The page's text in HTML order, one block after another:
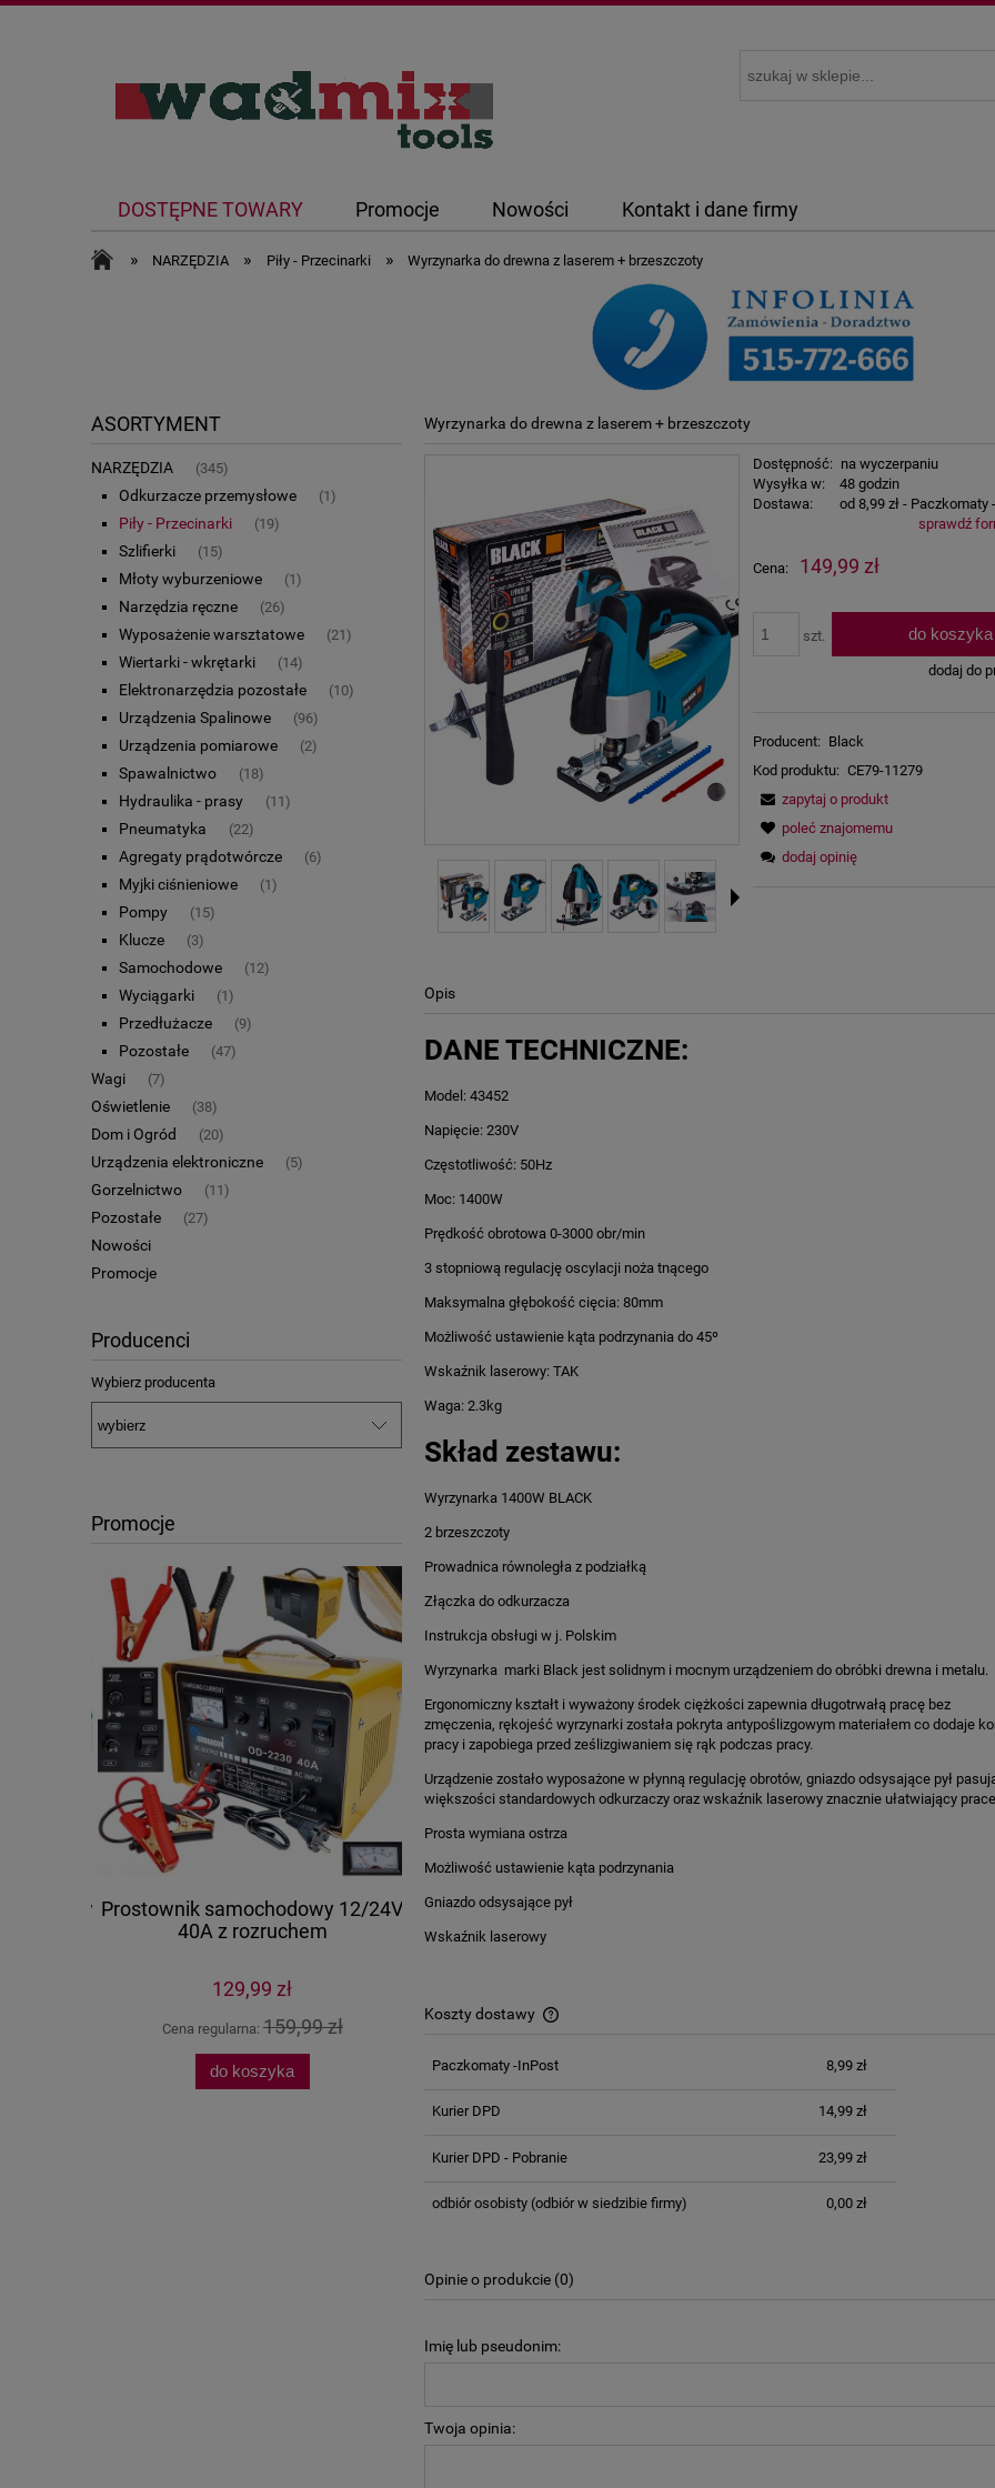
DOSTĘPNE TOWARY Promocje Nowości Kontakt i dane firmy
» NARZĘDZIA » Piły - Przecinarki » Wyrzynarka do drewna z laserem + brzeszczoty
ASORTYMENT
NARZĘDZIA (345)
Odkurzacze przemysłowe (1)
Piły - Przecinarki (19)
Szlifierki (15)
Młoty wyburzeniowe (1)
Narzędzia ręczne (26)
Wyposażenie warsztatowe (21)
Wiertarki - wkrętarki (14)
Elektronarzędzia pozostałe (10)
Urządzenia Spalinowe (96)
Urządzenia pomiarowe (2)
Spawalnictwo (18)
Hydraulika - prasy (11)
Pneumatyka (22)
Agregaty prądotwórcze (6)
Myjki ciśnieniowe (1)
Pompy (15)
Klucze (3)
Samochodowe (12)
Wyciągarki (1)
Przedłużacze (9)
Pozostałe (47)
Wagi (7)
Oświetlenie (38)
Dom i Ogród (20)
Urządzenia elektroniczne (5)
Gorzelnictwo (11)
Pozostałe (27)
Nowości
Promocje
Producenci
Wybierz producenta
Promocje
Prostownik samochodowy 12/24V
40A z rozruchem
129,99 zł
Cena regularna:159,99 zł
do koszyka
Kosa spalinowa 7KM duży zestaw
Cena regularna:
do koszyka do koszyka
Wyrzynarka do drewna z laserem + brzeszczoty
Dostępność: na wyczerpaniu
Wysyłka w:
48 godzin
Dostawa:
od 8,99 zł - Paczkomaty
Cena nie zawiera ewentualnych
płatności
sprawdź
Cena: 149,99 zł
szt. do koszyka
dodaj do
Producent: Black
Kod produktu: CE79-11279
zapytaj o produkt
poleć znajomemu
dodaj opinię
Opis
DANE TECHNICZNE:
Model: 43452
Napięcie: 230V
Częstotliwość: 50Hz
Moc: 1400W
Prędkość obrotowa 0-3000 obr/min
3 stopniową regulację oscylacji noża tnącego
Maksymalna głębokość cięcia: 80mm
Możliwość ustawienie kąta podrzynania do 45º
Wskaźnik laserowy: TAK
Waga: 2.3kg
Skład zestawu:
Wyrzynarka 1400W BLACK
2 brzeszczoty
Prowadnica równoległa z podziałką
Złączka do odkurzacza
Instrukcja obsługi w j. Polskim
Wyrzynarka marki Black jest solidnym i mocnym urządzeniem do obróbki drewna i metalu.
Ergonomiczny kształt i wyważony środek ciężkości zapewnia długotrwałą pracę bez
zmęczenia, rękojeść wyrzynarki została pokryta antypoślizgowym materiałem co dodaje
pracy i zapobiega przed ześlizgiwaniem się rąk podczas pracy.
Urządzenie zostało wyposażone w płynną regulację obrotów, gniazdo odsysające pył
większości standardowych odkurzaczy oraz wskaźnik laserowy znacznie ułatwiający
Prosta wymiana ostrza
Możliwość ustawienie kąta podrzynania
Gniazdo odsysające pył
Wskaźnik laserowy
Koszty dostawy
Paczkomaty -InPost 8,99 zł
Kurier DPD 14,99 zł
Kurier DPD - Pobranie 23,99 zł
odbiór osobisty(odbiór w siedzibie firmy) 0,00 zł
Opinie o produkcie (0)
Imię lub pseudonim:
Twoja opinia: